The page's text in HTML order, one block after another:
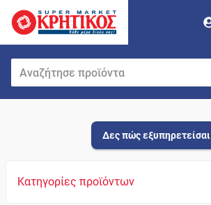
Δες πώς εξυπηρετείσαι
Κατηγορίες προϊόντων